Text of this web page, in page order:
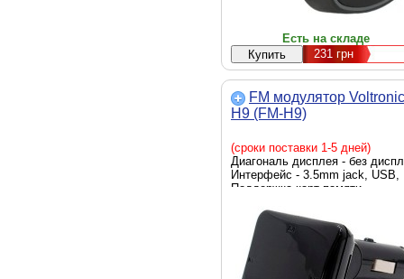
Есть на складе
231грн
FM модулятор Voltronic
H9 (FM-H9)
(сроки поставки 1-5 дней)
Диагональ дисплея - без
Интерфейс - 3.5mm jack, USB,
Поддержка карт памяти -
частотный диапазон, МГц -
Максимальный частотный
диапазон, МГц - 108, есть,
Воспроизводимые форматы -
MP3, Режимы